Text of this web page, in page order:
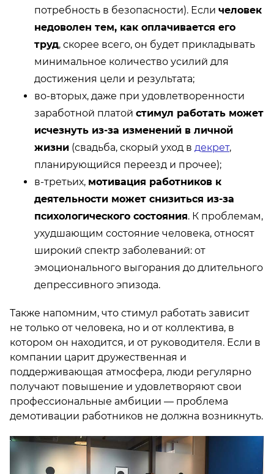
потребность в безопасности). Если человек
недоволен тем, как оплачивается его
труд, скорее всего, он будет прикладывать
минимальное количество усилий для
достижения цели и результата;
во-вторых, даже при удовлетворенности
заработной платой стимул работать может
исчезнуть из-за изменений в личной
жизни (свадьба, скорый уход в декрет,
планирующийся переезд и прочее);
в-третьих, мотивация работников к
деятельности может снизиться из-за
психологического состояния. К проблемам,
ухудшающим состояние человека, относят
широкий спектр заболеваний: от
эмоционального выгорания до длительного
депрессивного эпизода.
Также напомним, что стимул работать зависит
не только от человека, но и от коллектива, в
котором он находится, и от руководителя. Если в
компании царит дружественная и
поддерживающая атмосфера, люди регулярно
получают повышение и удовлетворяют свои
профессиональные амбиции — проблема
демотивации работников не должна возникнуть.